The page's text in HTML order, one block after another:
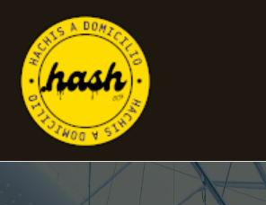
contenido